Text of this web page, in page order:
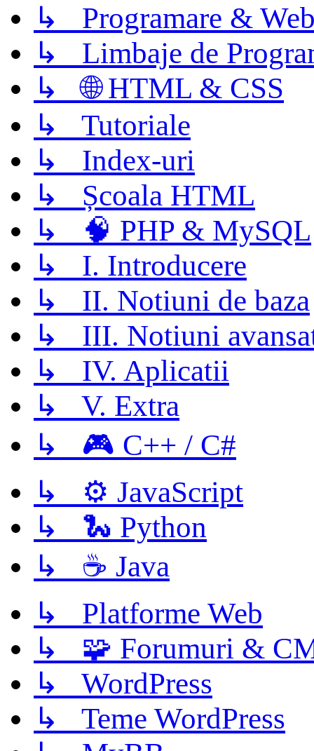
↳ Programare &
↳ Limbaje de
↳ 🌐 HTML & CSS
↳ Tutoriale
↳ Index-uri
↳ Școala HTML
↳ 🧠 PHP & MySQL
↳ I. Introducere
↳ II. Notiuni de baza
↳ III. Notiuni
↳ IV. Aplicatii
↳ V. Extra
↳ 🎮 C++ / C#
↳ ⚙️ JavaScript
↳ 🐍 Python
↳ ☕ Java
↳ Platforme Web
↳ 🧩 Forumuri &
↳ WordPress
↳ Teme WordPress